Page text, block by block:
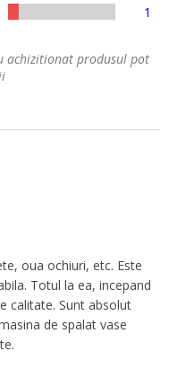
1
achizitionat produsul pot
oua ochiuri, etc. Este
Totul la ea, incepand
calitate. Sunt absolut
de spalat vase